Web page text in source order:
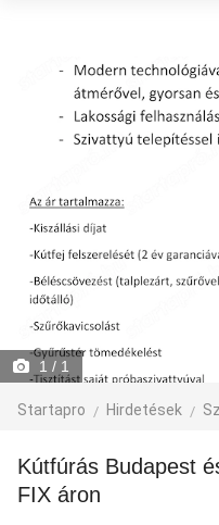
1 / 1
Startapro Hirdetések
Kútfúrás Budapest és 70km-es körzetében
FIX áron